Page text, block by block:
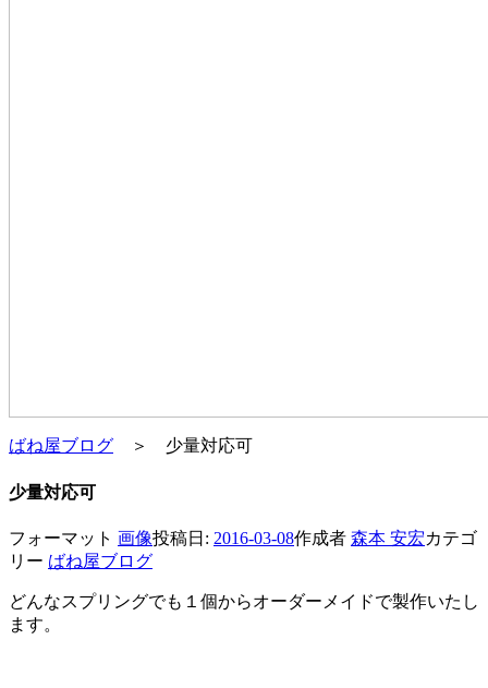
ばね屋ブログ ＞ 少量対応可
少量対応可
フォーマット 画像投稿日: 2016-03-08作成者 森本 安宏カテゴ
リー ばね屋ブログ
どんなスプリングでも１個からオーダーメイドで製作いたし
ます。